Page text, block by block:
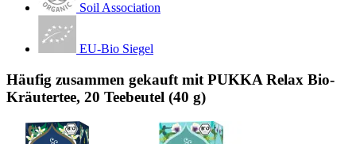
Soil Association
EU-Bio Siegel
Häufig zusammen gekauft mit PUKKA Relax Bio-
Kräutertee, 20 Teebeutel (40 g)